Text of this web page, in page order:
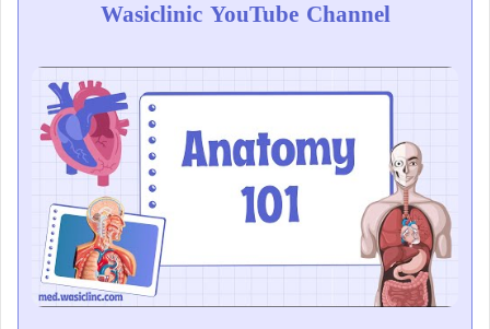
Wasiclinic YouTube Channel